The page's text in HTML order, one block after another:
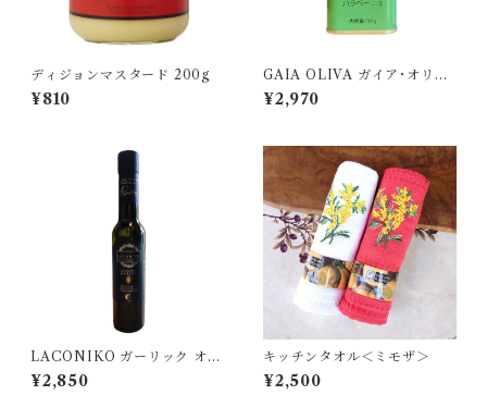
ディジョンマスタード 200g
¥810
GAIA OLIVA ガイア･オリー
ヴァ/ ハラペーニョ フレーバ
ーオリーブオイル 175ml
¥2,970
LACONIKO ガーリック オリ
ーブオイル 200ml
¥2,850
キッチンタオル＜ミモザ＞
¥2,500